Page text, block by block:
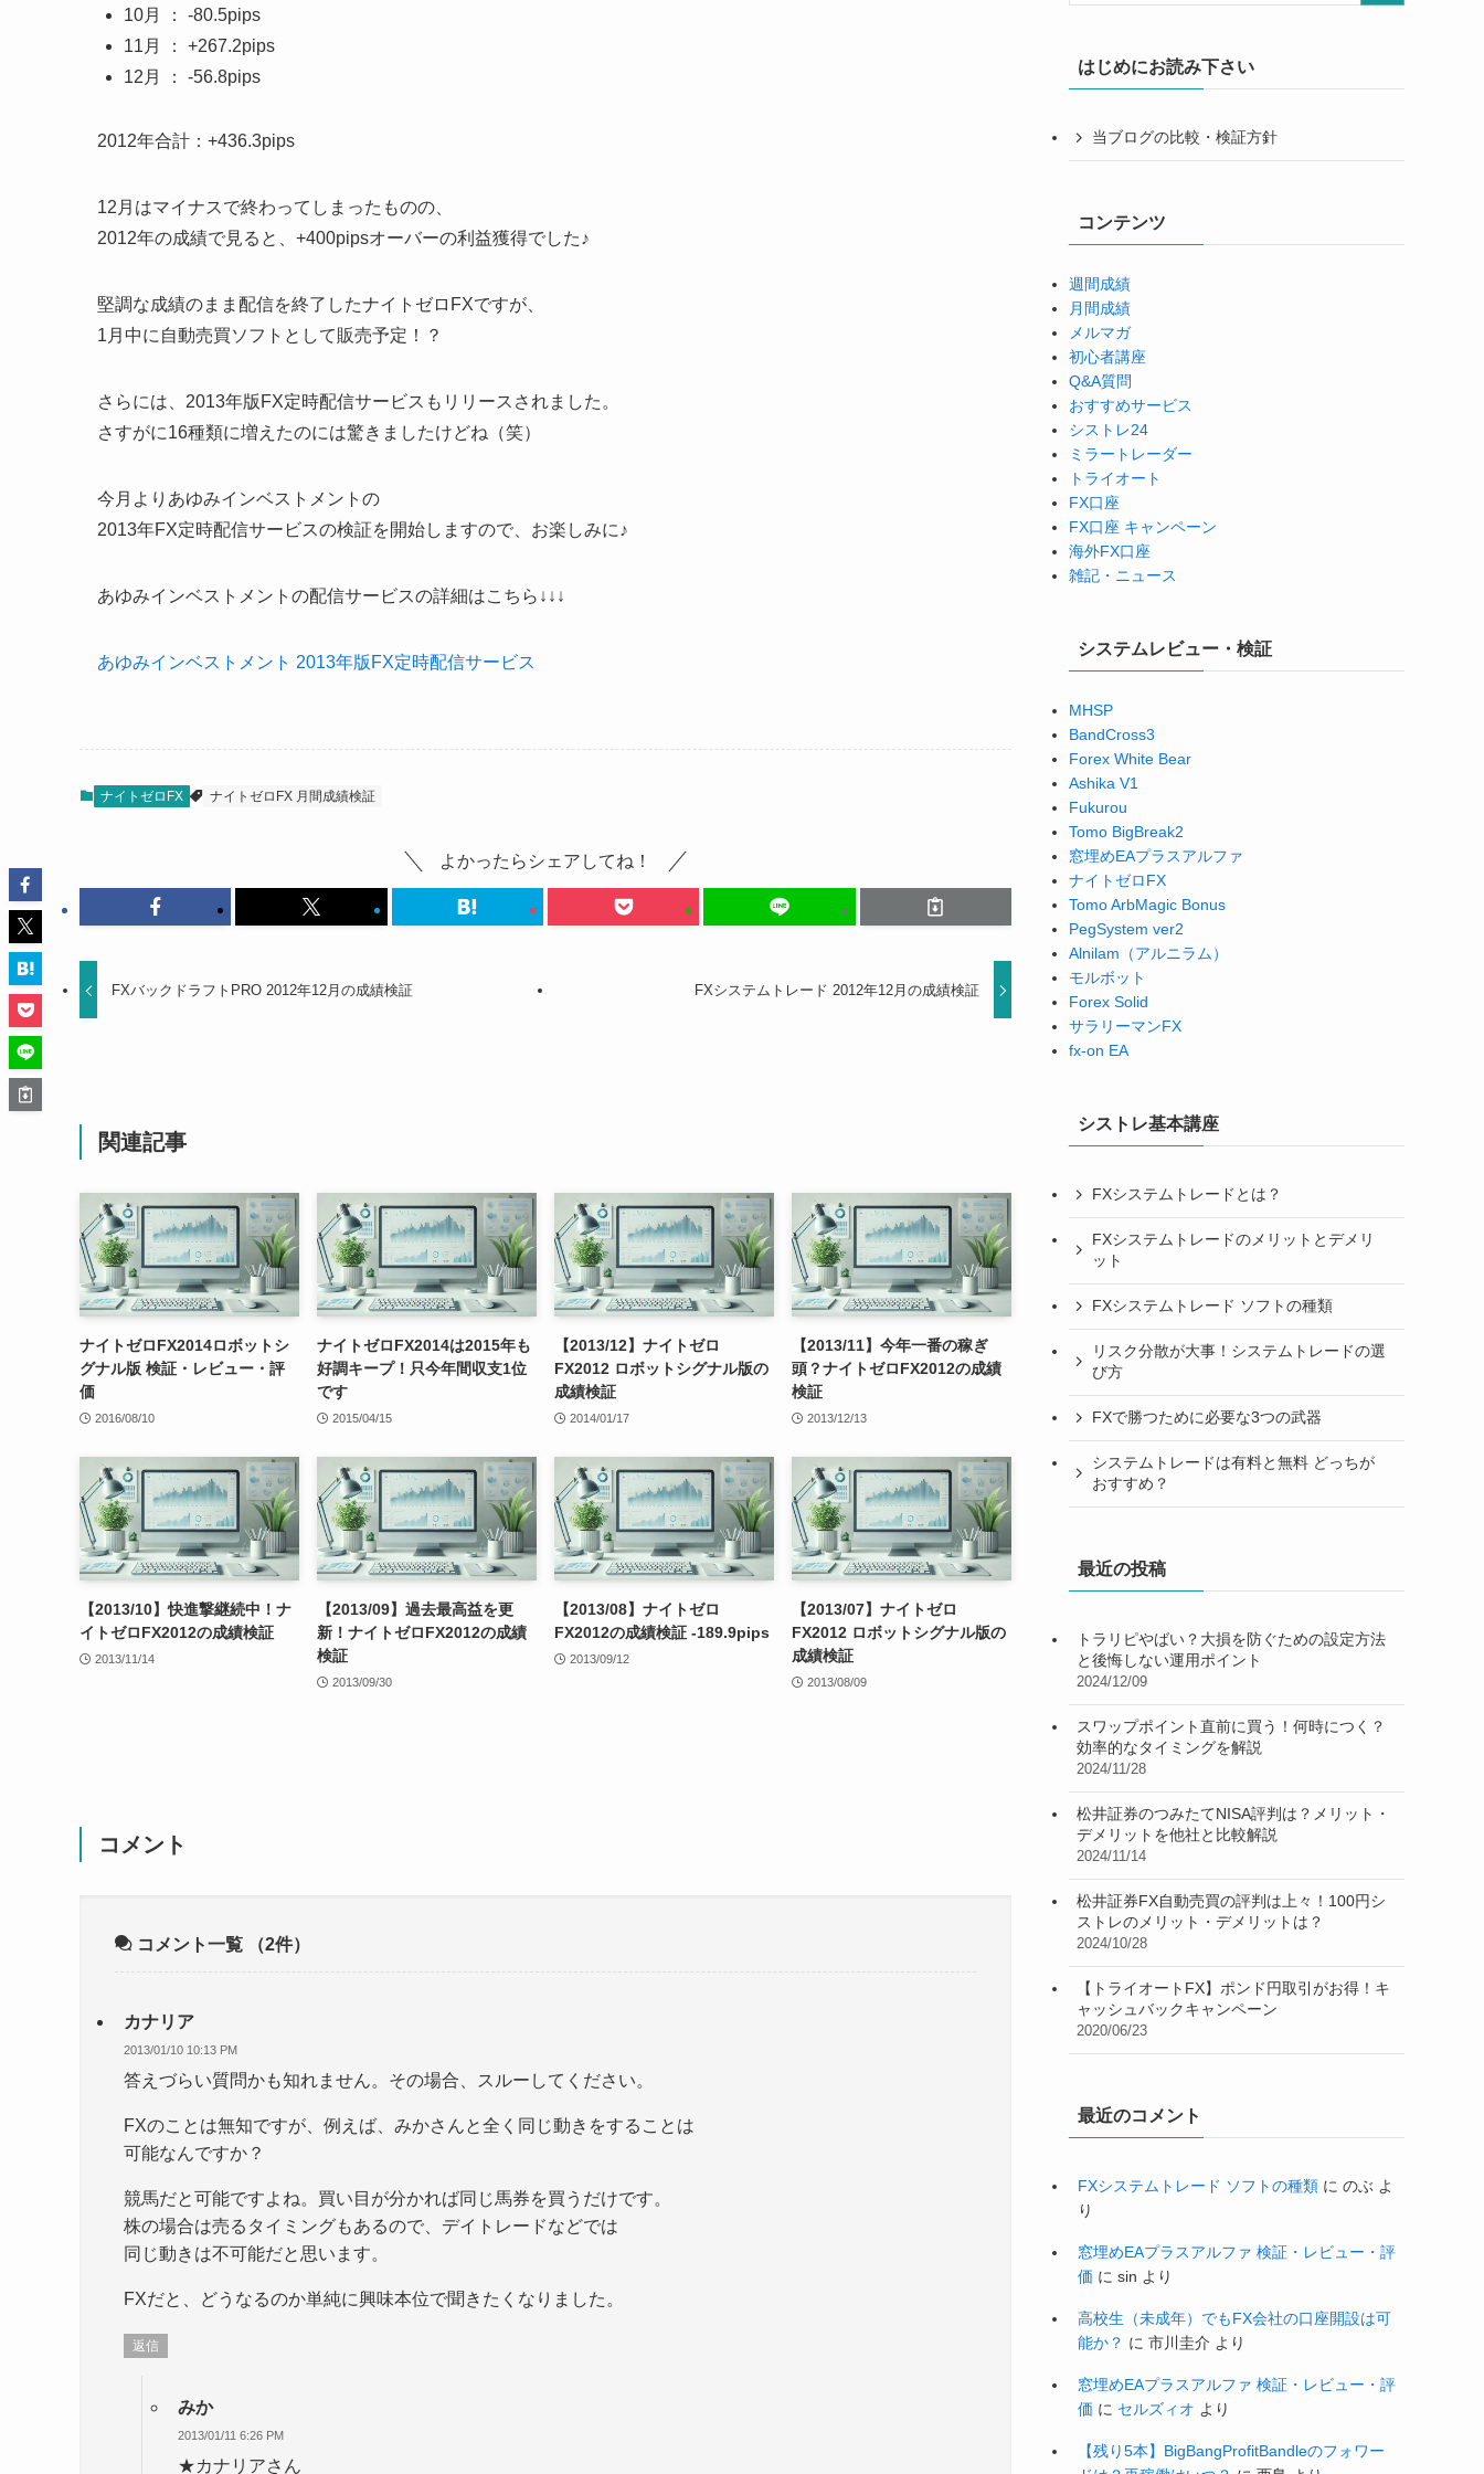
10月 ： -80.5pips
11月 ： +267.2pips
12月 ： -56.8pips
2012年合計：+436.3pips
12月はマイナスで終わってしまったものの、
2012年の成績で見ると、+400pipsオーバーの利益獲得でした♪
堅調な成績のまま配信を終了したナイトゼロFXですが、
1月中に自動売買ソフトとして販売予定！？
さらには、2013年版FX定時配信サービスもリリースされました。
さすがに16種類に増えたのには驚きましたけどね（笑）
今月よりあゆみインベストメントの
2013年FX定時配信サービスの検証を開始しますので、お楽しみに♪
あゆみインベストメントの配信サービスの詳細はこちら↓↓↓
あゆみインベストメント 2013年版FX定時配信サービス
ナイトゼロFX ナイトゼロFX 月間成績検証
よかったらシェアしてね！
FXバックドラフトPRO 2012年12月の成績検証 FXシステムトレード 2012年12月の成績検証
関連記事
ナイトゼロFX2014ロボットシ
グナル版 検証・レビュー・評
価
2016/08/10
ナイトゼロFX2014は2015年も
好調キープ！只今年間収支1位
です
2015/04/15
【2013/12】ナイトゼロ
FX2012 ロボットシグナル版の
成績検証
2014/01/17
【2013/11】今年一番の稼ぎ
頭？ナイトゼロFX2012の成績
検証
2013/12/13
【2013/10】快進撃継続中！ナ
イトゼロFX2012の成績検証
2013/11/14
【2013/09】過去最高益を更
新！ナイトゼロFX2012の成績
検証
2013/09/30
【2013/08】ナイトゼロ
FX2012の成績検証 -189.9pips
2013/09/12
【2013/07】ナイトゼロ
FX2012 ロボットシグナル版の
成績検証
2013/08/09
コメント
コメント一覧 （2件）
カナリア
2013/01/10 10:13 PM
答えづらい質問かも知れません。その場合、スルーしてください。
FXのことは無知ですが、例えば、みかさんと全く同じ動きをすることは
可能なんですか？
競馬だと可能ですよね。買い目が分かれば同じ馬券を買うだけです。
株の場合は売るタイミングもあるので、デイトレードなどでは
同じ動きは不可能だと思います。
FXだと、どうなるのか単純に興味本位で聞きたくなりました。
返信
みか
2013/01/11 6:26 PM
★カナリアさん
はじめにお読み下さい
当ブログの比較・検証方針
コンテンツ
週間成績
月間成績
メルマガ
初心者講座
Q&A質問
おすすめサービス
シストレ24
ミラートレーダー
トライオート
FX口座
FX口座 キャンペーン
海外FX口座
雑記・ニュース
システムレビュー・検証
MHSP
BandCross3
Forex White Bear
Ashika V1
Fukurou
Tomo BigBreak2
窓埋めEAプラスアルファ
ナイトゼロFX
Tomo ArbMagic Bonus
PegSystem ver2
Alnilam（アルニラム）
モルボット
Forex Solid
サラリーマンFX
fx-on EA
シストレ基本講座
FXシステムトレードとは？
FXシステムトレードのメリットとデメリ
ット
FXシステムトレード ソフトの種類
リスク分散が大事！システムトレードの選
び方
FXで勝つために必要な3つの武器
システムトレードは有料と無料 どっちが
おすすめ？
最近の投稿
トラリピやばい？大損を防ぐための設定方法
と後悔しない運用ポイント
2024/12/09
スワップポイント直前に買う！何時につく？
効率的なタイミングを解説
2024/11/28
松井証券のつみたてNISA評判は？メリット・
デメリットを他社と比較解説
2024/11/14
松井証券FX自動売買の評判は上々！100円シ
ストレのメリット・デメリットは？
2024/10/28
【トライオートFX】ポンド円取引がお得！キ
ャッシュバックキャンペーン
2020/06/23
最近のコメント
FXシステムトレード ソフトの種類 に のぶ よ
り
窓埋めEAプラスアルファ 検証・レビュー・評
価 に sin より
高校生（未成年）でもFX会社の口座開設は可
能か？ に 市川圭介 より
窓埋めEAプラスアルファ 検証・レビュー・評
価 に セルズィオ より
【残り5本】BigBangProfitBandleのフォワー